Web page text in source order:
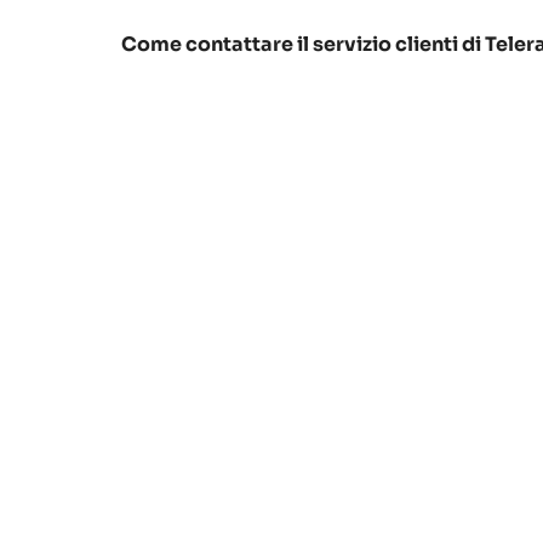
Come contattare il servizio clienti di